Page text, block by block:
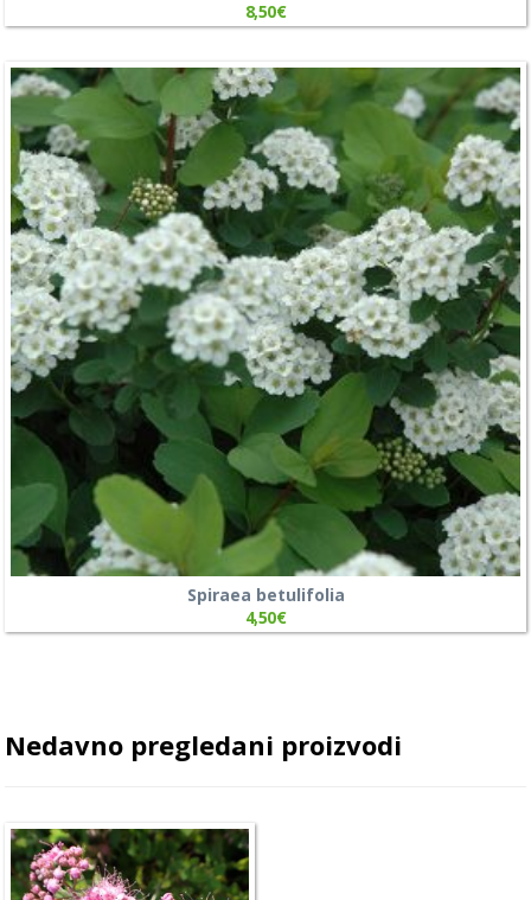
8,50€
Spiraea betulifolia
4,50€
Nedavno pregledani proizvodi